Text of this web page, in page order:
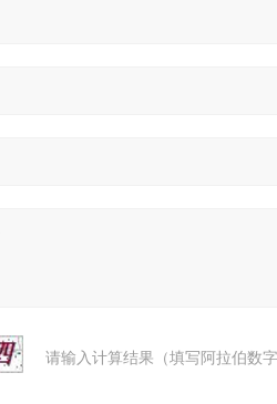
请输入计算结果（填写阿拉伯数